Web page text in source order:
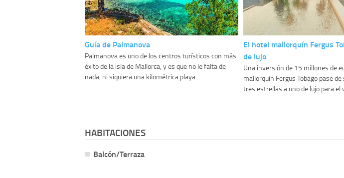
Guía de Palmanova
Palmanova es uno de los centros turísticos con más
éxito de la isla de Mallorca, y es que no le falta de
nada, ni siquiera una kilométrica playa....
El hotel mallorquín Fergus
de lujo
Una inversión de 15 millones de
mallorquín Fergus Tobago pase
tres estrellas a uno de lujo para el
HABITACIONES
Balcón/Terraza